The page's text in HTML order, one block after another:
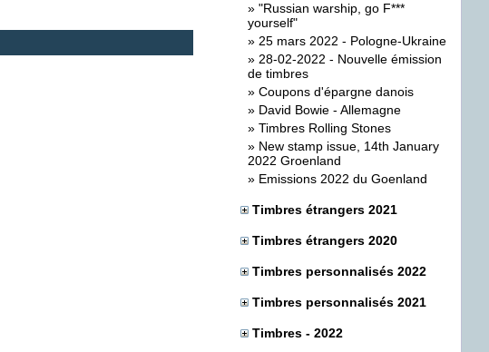
» "Russian warship, go F***
yourself"
» 25 mars 2022 - Pologne-Ukraine
» 28-02-2022 - Nouvelle émission
de timbres
» Coupons d'épargne danois
» David Bowie - Allemagne
» Timbres Rolling Stones
» New stamp issue, 14th January
2022 Groenland
» Emissions 2022 du Goenland
Timbres étrangers 2021
Timbres étrangers 2020
Timbres personnalisés 2022
Timbres personnalisés 2021
Timbres - 2022